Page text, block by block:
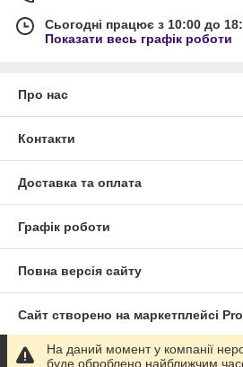
Сьогодні працює з 10:00 до
Показати весь графік роботи
Про нас
Контакти
Доставка та оплата
Графік роботи
Повна версія сайту
Сайт створено на маркетплейсі
Політика конфіденційності
На даний момент у компанії
буде оброблено найближчим